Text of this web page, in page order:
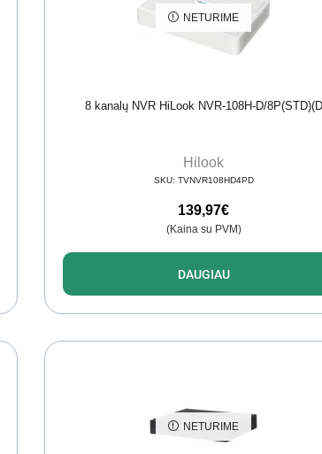
NETURIME
8 kanalų NVR HiLook NVR-108H-D/8P(STD)(D
Hilook
SKU: TVNVR108HD4PD
139,97€
(Kaina su PVM)
DAUGIAU
NETURIME